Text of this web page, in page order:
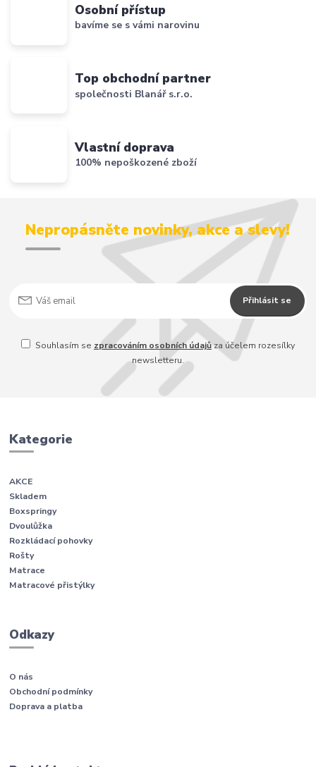
Osobní přístup
bavíme se s vámi narovinu
Top obchodní partner
společnosti Blanář s.r.o.
Vlastní doprava
100% nepoškozené zboží
Nepropásněte novinky, akce a slevy!
Přihlásit se
Souhlasím se zpracováním osobních údajůza účelem rozesílky
newsletteru.
Kategorie
AKCE
Skladem
Boxspringy
Dvoulůžka
Rozkládací pohovky
Rošty
Matrace
Matracové přistýlky
Odkazy
O nás
Obchodní podmínky
Doprava a platba